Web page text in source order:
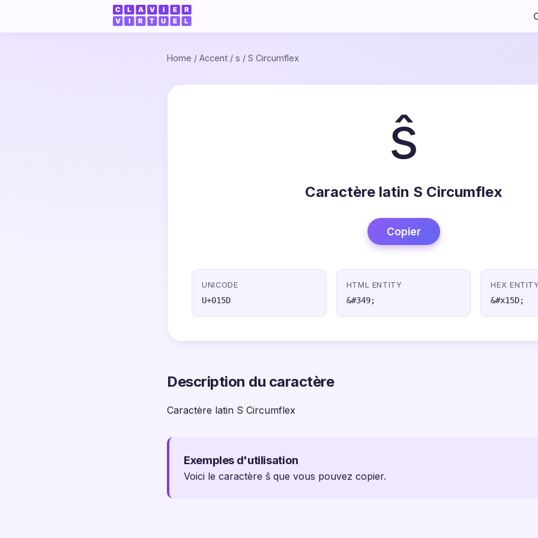
Home / Accent / s / S Circumflex
ŝ
Caractère latin S Circumflex
Copier
UNICODE
U+015D
HTML ENTITY
&#349;
HEX
&#x15D;
Description du caractère
Caractère latin S Circumflex
Exemples d'utilisation
Voici le caractère ŝ que vous pouvez copier.